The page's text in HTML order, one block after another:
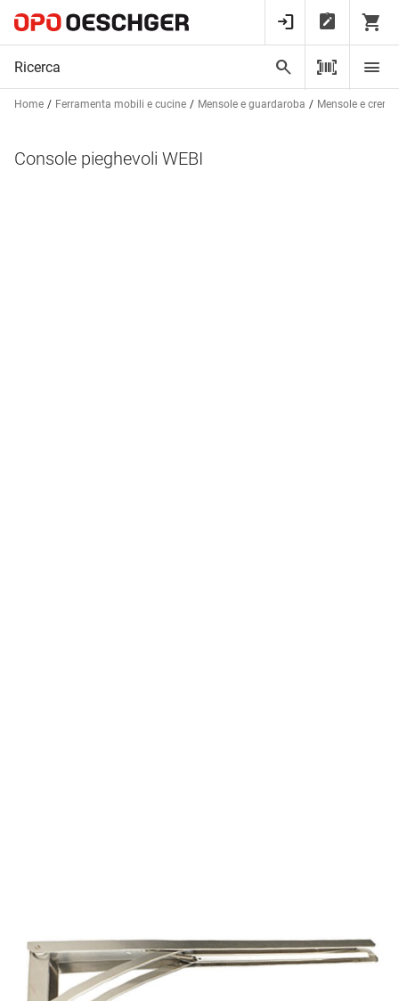
Home Ferramenta mobili e cucine Mensole e guardaroba Mensole e
Console pieghevoli WEBI